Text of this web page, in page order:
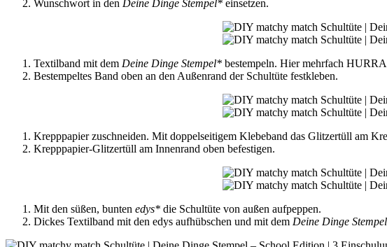
Wunschwort in den Deine Dinge Stempel* einsetzen.
Textilband mit dem Deine Dinge Stempel* bestempeln. Hier mehrfach
Bestempeltes Band oben an den Außenrand der Schultüte festkleben.
Krepppapier zuschneiden. Mit doppelseitigem Klebeband das Glitzertüll am
Krepppapier-Glitzertüll am Innenrand oben befestigen.
Mit den süßen, bunten edys* die Schultüte von außen aufpeppen.
Dickes Textilband mit den edys aufhübschen und mit dem Deine Dinge